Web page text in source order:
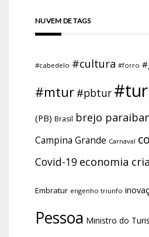
NUVEM DE TAGS
#cabedelo #cultura #forro
#mtur #pbtur
(PB) Brasil brejo
Campina Grande Carnaval
Covid-19 economia
Embratur engenho triunfo
Pessoa Ministro do